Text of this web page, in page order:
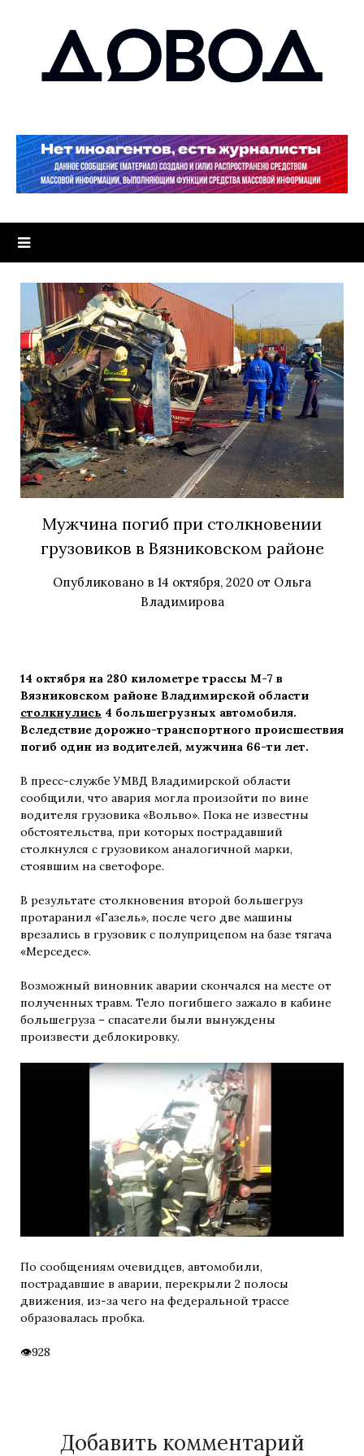
Мужчина погиб при столкновении
грузовиков в Вязниковском районе
Опубликовано в 14 октября, 2020 от Ольга
Владимирова
14 октября на 280 километре трассы М-7 в
Вязниковском районе Владимирской области
столкнулись 4 большегрузных автомобиля.
Вследствие дорожно-транспортного происшествия
погиб один из водителей, мужчина 66-ти лет.
В пресс-службе УМВД Владимирской области
сообщили, что авария могла произойти по вине
водителя грузовика «Вольво». Пока не известны
обстоятельства, при которых пострадавший
столкнулся с грузовиком аналогичной марки,
стоявшим на светофоре.
В результате столкновения второй большегруз
протаранил «Газель», после чего две машины
врезались в грузовик с полуприцепом на базе тягача
«Мерседес».
Возможный виновник аварии скончался на месте от
полученных травм. Тело погибшего зажало в кабине
большегруза – спасатели были вынуждены
произвести деблокировку.
По сообщениям очевидцев, автомобили,
пострадавшие в аварии, перекрыли 2 полосы
движения, из-за чего на федеральной трассе
образовалась пробка.
928
Добавить комментарий